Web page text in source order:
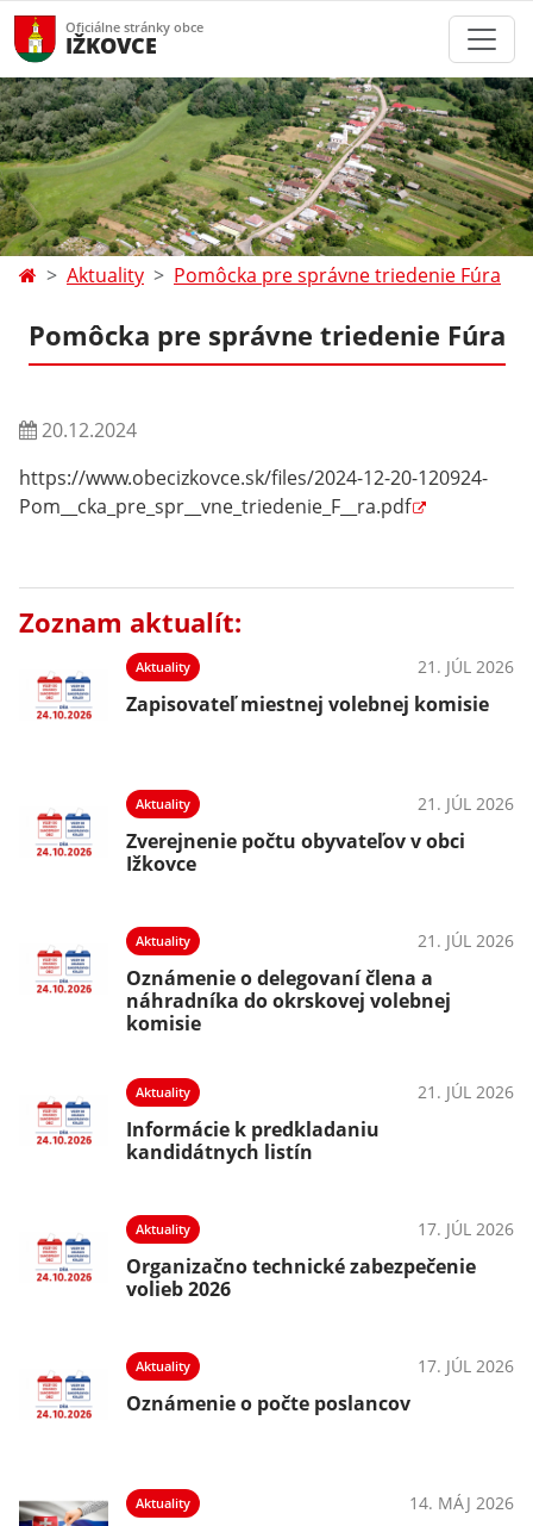
Oficiálne stránky obce
IŽKOVCE
Aktuality Pomôcka pre správne triedenie Fúra
Pomôcka pre správne triedenie Fúra
20.12.2024
https://www.obecizkovce.sk/files/2024-12-20-120924-
Pom__cka_pre_spr__vne_triedenie_F__ra.pdf
Zoznam aktualít:
Aktuality 21. JÚL 2026
Zapisovateľ miestnej volebnej komisie
Aktuality 21. JÚL 2026
Zverejnenie počtu obyvateľov v obci
Ižkovce
Aktuality 21. JÚL 2026
Oznámenie o delegovaní člena a
náhradníka do okrskovej volebnej
komisie
Aktuality 21. JÚL 2026
Informácie k predkladaniu
kandidátnych listín
Aktuality 17. JÚL 2026
Organizačno technické zabezpečenie
volieb 2026
Aktuality 17. JÚL 2026
Oznámenie o počte poslancov
Aktuality 14. MÁJ 2026